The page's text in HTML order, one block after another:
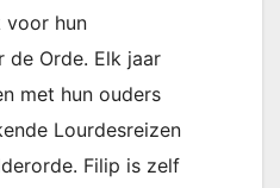
voor hun
Orde. Elk jaar
met hun ouders
Lourdesreizen
Filip is zelf